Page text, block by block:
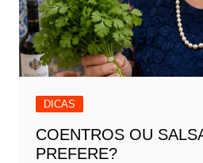
DICAS
COENTROS OU
PREFERE?